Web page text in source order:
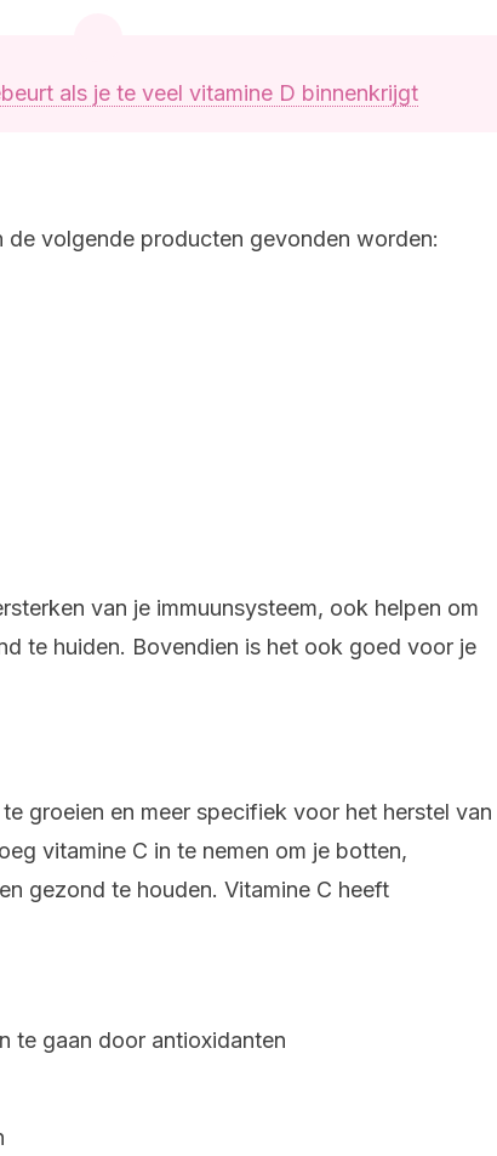
als je te veel vitamine D binnenkrijgt
de volgende producten gevonden worden:
van je immuunsysteem, ook helpen om
te huiden. Bovendien is het ook goed voor je
groeien en meer specifiek voor het herstel van
vitamine C in te nemen om je botten,
gezond te houden. Vitamine C heeft
te gaan door antioxidanten